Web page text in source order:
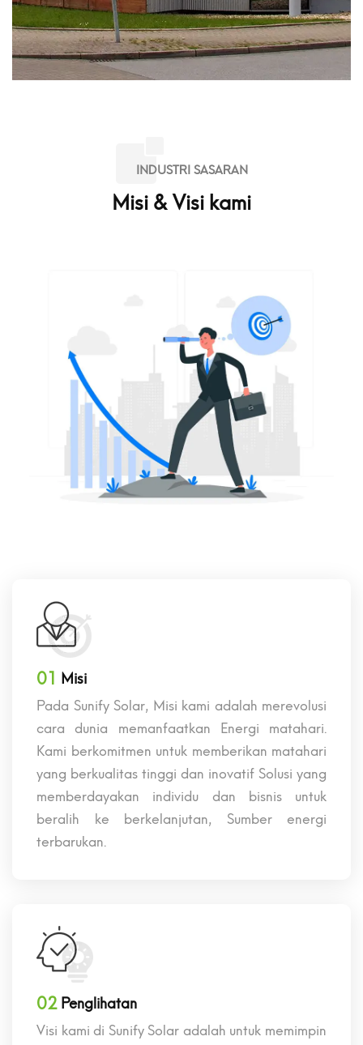
INDUSTRI SASARAN
Misi & Visi kami
01 Misi
Pada Sunify Solar, Misi kami adalah merevolusi
cara dunia memanfaatkan Energi matahari.
Kami berkomitmen untuk memberikan matahari
yang berkualitas tinggi dan inovatif Solusi yang
memberdayakan individu dan bisnis untuk
beralih ke berkelanjutan, Sumber energi
terbarukan.
02 Penglihatan
Visi kami di Sunify Solar adalah untuk memimpin